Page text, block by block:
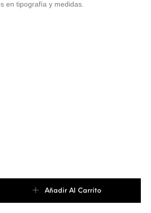
en tipografía y medidas.
Añadir Al Carrito